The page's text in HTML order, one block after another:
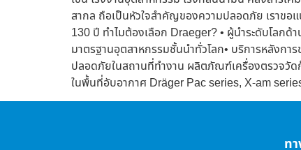
สากล ถือเป็นหัวใจสำคัญของความปลอดภัย เราขอ
130 ปี ทำไมต้องเลือก Draeger? • ผู้นำระดับโลก
มาตรฐานอุตสาหกรรมชั้นนำทั่วโลก• บริการหลังก
ปลอดภัยในสถานที่ทำงาน ผลิตภัณฑ์เครื่องตรวจวัด
ในพื้นที่อับอากาศ Dräger Pac series, X-am
ท